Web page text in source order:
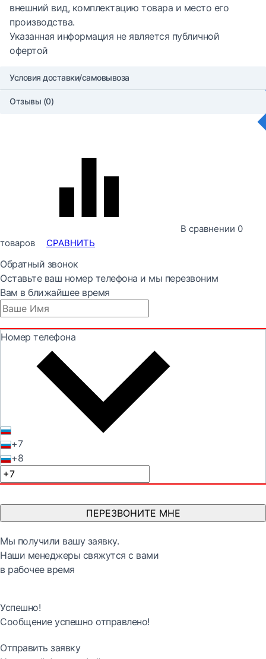
внешний вид, комплектацию товара и место его
производства.
Указанная информация не является публичной
офертой
Условия доставки/самовывоза
Отзывы (0)
В сравнении 0
товаров
СРАВНИТЬ
Обратный звонок
Оставьте ваш номер телефона и мы перезвоним
Вам в ближайшее время
Номер телефона
+7
+8
ПЕРЕЗВОНИТЕ МНЕ
Мы получили вашу заявку.
Наши менеджеры свяжутся с вами
в рабочее время
Успешно!
Сообщение успешно отправлено!
Отправить заявку